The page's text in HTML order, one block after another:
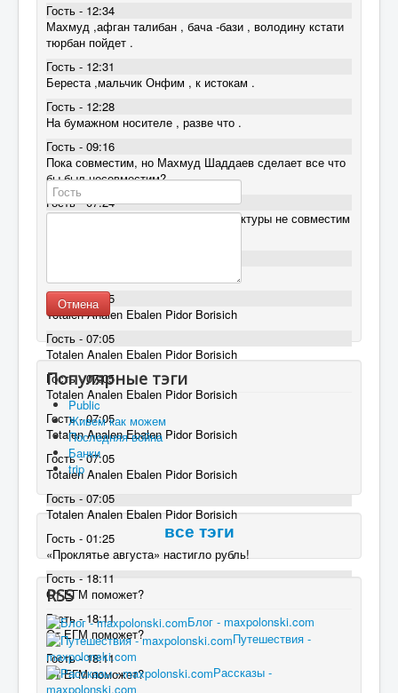
Гость - 12:34
Махмуд ,афган талибан , бача -бази , володину кстати
тюрбан пойдет .
Гость - 12:31
Береста ,мальчик Онфим , к истокам .
Гость - 12:28
На бумажном носителе , разве что .
Гость - 09:16
Пока совместим, но Махмуд Шаддаев сделает все что
бы был несовместим?
Гость - 07:24
Русский Интернет на уровне архитектуры не совместим
Гость - 07:05
Totalen Analen Ebalen Pidor Borisich
Гость - 07:05
Totalen Analen Ebalen Pidor Borisich
Гость - 07:05
Totalen Analen Ebalen Pidor Borisich
Гость - 07:05
Totalen Analen Ebalen Pidor Borisich
Гость - 07:05
Totalen Analen Ebalen Pidor Borisich
Гость - 07:05
Totalen Analen Ebalen Pidor Borisich
Гость - 01:25
«Проклятье августа» настигло рубль!
Гость - 18:11
От ЕГМ поможет?
Гость - 18:11
От ЕГМ поможет?
Гость - 18:11
От ЕГМ поможет?
Отмена
Популярные тэги
Public
Живем как можем
Последняя война
Банки
trip
все тэги
RSS
Блог - maxpolonski.com
Путешествия -
maxpolonski.com
Рассказы -
maxpolonski.com